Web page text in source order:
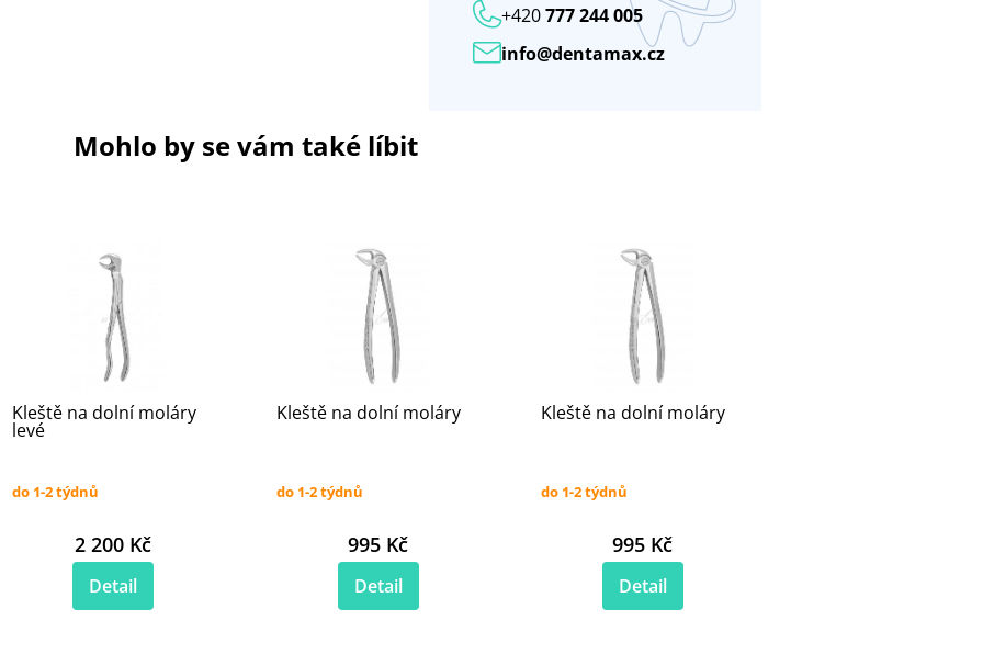
info@dentamax.cz
+420777 244 005
Mohlo by se vám také líbit
Kleště na dolní moláry
levé
do 1-2 týdnů
2 200 Kč
Detail
Kleště na dolní moláry
do 1-2 týdnů
995 Kč
Detail
Kleště na dolní moláry
do 1-2 týdnů
995 Kč
Detail